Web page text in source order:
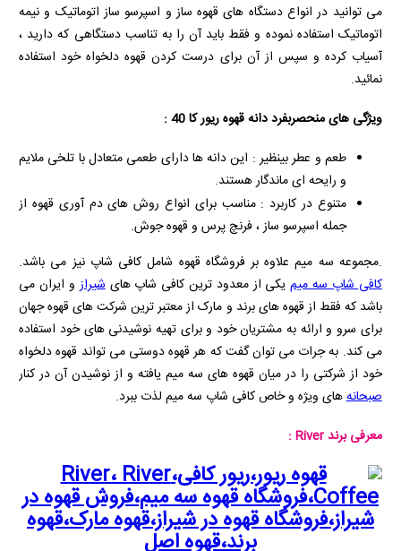
می توانید در انواع دستگاه های قهوه ساز و اسپرسو ساز اتوماتیک و نیمه
اتوماتیک استفاده نموده و فقط باید آن را به تناسب دستگاهی که دارید ،
آسیاب کرده و سپس از آن برای درست کردن قهوه دلخواه خود استفاده
نمائید.
ویژگی های منحصربفرد دانه قهوه ریور کا 40 :
طعم و عطر بینظیر : این دانه‌ ها دارای طعمی متعادل با تلخی ملایم
و رایحه‌ ای ماندگار هستند.
متنوع در کاربرد : مناسب برای انواع روش‌ های دم‌ آوری قهوه از
جمله اسپرسو ساز ، فرنچ پرس و قهوه‌ جوش.
.مجموعه سه میم علاوه بر فروشگاه قهوه شامل کافی شاپ نیز می باشد.
کافی شاپ سه میمیکی از معدود ترین کافی شاپ هایشیرازو ایران می
باشد که فقط از قهوه های برند و مارک از معتبر ترین شرکت های قهوه جهان
برای سرو و ارائه به مشتریان خود و برای تهیه نوشیدنی های خود استفاده
می کند. به جرات می توان گفت که هر قهوه دوستی می تواند قهوه دلخواه
خود از شرکتی را در میان قهوه های سه میم یافته و از نوشیدن آن در کنار
صبحانههای ویژه و خاص کافی شاپ سه میم لذت ببرد.
معرفی برند River :